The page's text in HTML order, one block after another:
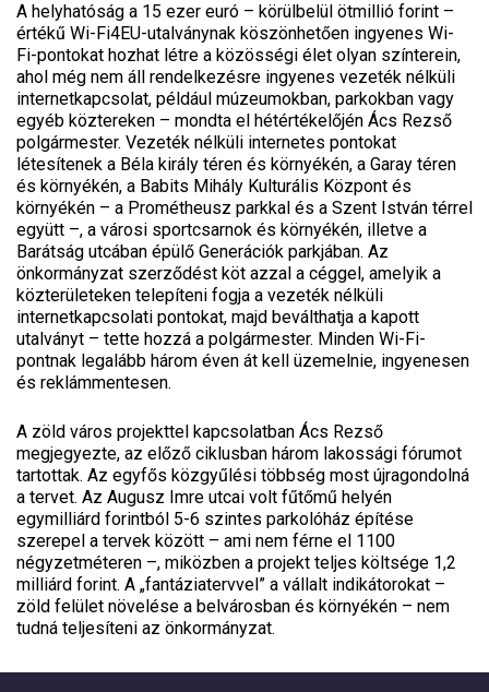
A helyhatóság a 15 ezer euró – körülbelül ötmillió forint –
értékű Wi-Fi4EU-utalványnak köszönhetően ingyenes Wi-
Fi-pontokat hozhat létre a közösségi élet olyan színterein,
ahol még nem áll rendelkezésre ingyenes vezeték nélküli
internetkapcsolat, például múzeumokban, parkokban vagy
egyéb köztereken – mondta el hétértékelőjén Ács Rezső
polgármester. Vezeték nélküli internetes pontokat
létesítenek a Béla király téren és környékén, a Garay téren
és környékén, a Babits Mihály Kulturális Központ és
környékén – a Prométheusz parkkal és a Szent István térrel
együtt –, a városi sportcsarnok és környékén, illetve a
Barátság utcában épülő Generációk parkjában. Az
önkormányzat szerződést köt azzal a céggel, amelyik a
közterületeken telepíteni fogja a vezeték nélküli
internetkapcsolati pontokat, majd beválthatja a kapott
utalványt – tette hozzá a polgármester. Minden Wi-Fi-
pontnak legalább három éven át kell üzemelnie, ingyenesen
és reklámmentesen.
A zöld város projekttel kapcsolatban Ács Rezső
megjegyezte, az előző ciklusban három lakossági fórumot
tartottak. Az egyfős közgyűlési többség most újragondolná
a tervet. Az Augusz Imre utcai volt fűtőmű helyén
egymilliárd forintból 5-6 szintes parkolóház építése
szerepel a tervek között – ami nem férne el 1100
négyzetméteren –, miközben a projekt teljes költsége 1,2
milliárd forint. A „fantáziatervvel” a vállalt indikátorokat –
zöld felület növelése a belvárosban és környékén – nem
tudná teljesíteni az önkormányzat.